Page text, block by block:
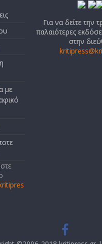
με
Για να δείτε την
παλαιότερες
στην